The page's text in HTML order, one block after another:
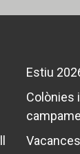
Estiu
Colònies i